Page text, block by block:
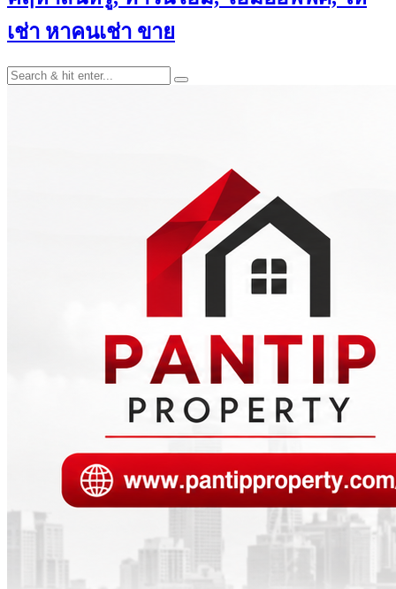
เช่า หาคนเช่า ขาย